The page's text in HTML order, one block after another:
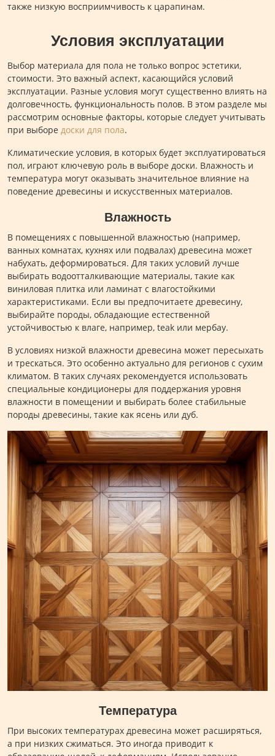
также низкую восприимчивость к царапинам.
Условия эксплуатации
Выбор материала для пола не только вопрос эстетики,
стоимости. Это важный аспект, касающийся условий
эксплуатации. Разные условия могут существенно влиять на
долговечность, функциональность полов. В этом разделе мы
рассмотрим основные факторы, которые следует учитывать
при выборе доски для пола.
Климатические условия, в которых будет эксплуатироваться
пол, играют ключевую роль в выборе доски. Влажность и
температура могут оказывать значительное влияние на
поведение древесины и искусственных материалов.
Влажность
В помещениях с повышенной влажностью (например,
ванных комнатах, кухнях или подвалах) древесина может
набухать, деформироваться. Для таких условий лучше
выбирать водоотталкивающие материалы, такие как
виниловая плитка или ламинат с влагостойкими
характеристиками. Если вы предпочитаете древесину,
выбирайте породы, обладающие естественной
устойчивостью к влаге, например, teak или мербау.
В условиях низкой влажности древесина может пересыхать
и трескаться. Это особенно актуально для регионов с сухим
климатом. В таких случаях рекомендуется использовать
специальные кондиционеры для поддержания уровня
влажности в помещении и выбирать более стабильные
породы древесины, такие как ясень или дуб.
Температура
При высоких температурах древесина может расширяться,
а при низких сжиматься. Это иногда приводит к